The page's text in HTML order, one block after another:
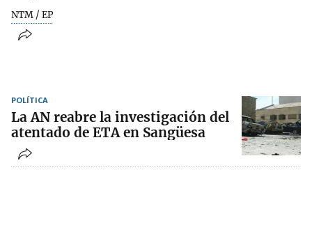
NTM / EP
POLÍTICA
La AN reabre la investigación del
atentado de ETA en Sangüesa